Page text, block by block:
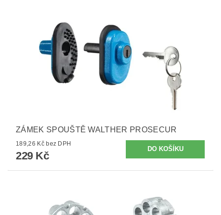
ZÁMEK SPOUŠTĚ WALTHER PROSECUR
189,26 Kč bez DPH
229 Kč